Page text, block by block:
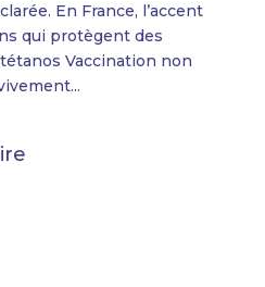
En France, l’accent
qui protègent des
Vaccination non